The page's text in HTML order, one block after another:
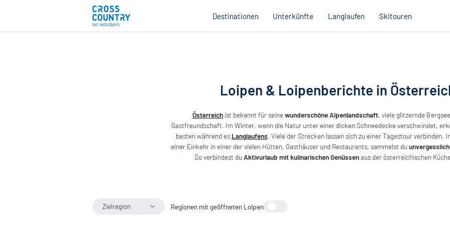
Destinationen
Österreich Slowenien
Unterkünfte
Italien
Langlaufen
Katalog
Skitouren
Katalog
Loipen & Loipenberichte in
Österreich ist bekannt für seinewunderschöne Alpenlandschaft, viele glitzernde
Gastfreundschaft. Im Winter, wenn die Natur unter einer dicken Schneedecke verschwindet,
besten während es Langlaufens. Viele der Strecken lassen sich zu einer Tagestour verbinden.
einer Einkehr in einer der vielen Hütten, Gasthäuser und Restaurants, sammelst du
So verbindest du Aktivurlaub mit kulinarischen Genüssenaus der österreichischen
Zielregion Regionen mit geöffneten Loipen